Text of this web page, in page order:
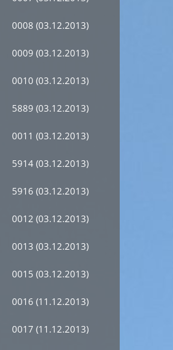
0008 (03.12.2013)
0009 (03.12.2013)
0010 (03.12.2013)
5889 (03.12.2013)
0011 (03.12.2013)
5914 (03.12.2013)
5916 (03.12.2013)
0012 (03.12.2013)
0013 (03.12.2013)
0015 (03.12.2013)
0016 (11.12.2013)
0017 (11.12.2013)